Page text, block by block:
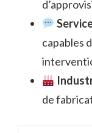
capables
de